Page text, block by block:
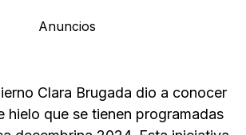
Anuncios
Clara Brugada dio a conocer
hielo que se tienen programadas